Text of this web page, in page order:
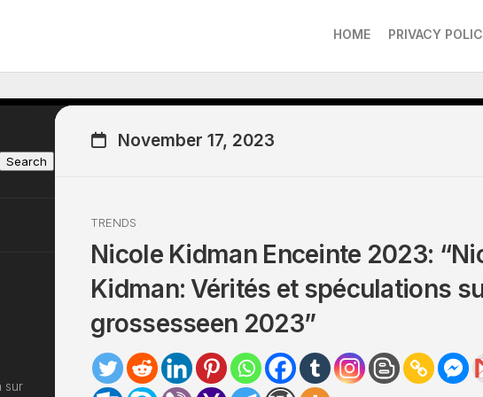
HOME PRIVACY
November 17, 2023
TRENDS
Nicole Kidman Enceinte 2023:
Kidman: Vérités et spéculations
grossesseen 2023”
Search
sur